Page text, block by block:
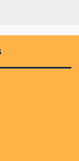
sa
et facade